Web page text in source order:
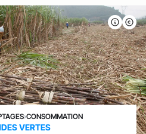
›CONSOMMATION
VERTES